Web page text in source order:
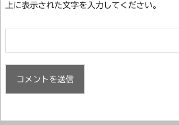
上に表示された文字を入力してください。